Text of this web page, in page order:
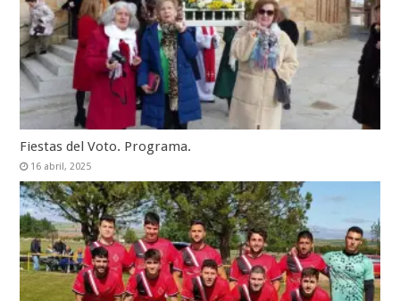
Fiestas del Voto. Programa.
16 abril, 2025